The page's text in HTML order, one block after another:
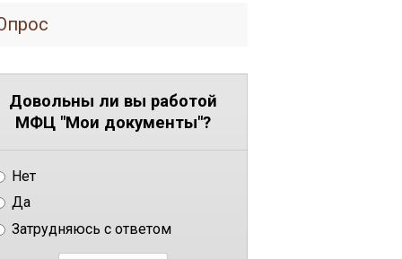
Довольны ли вы работой
МФЦ "Мои документы"?
Нет
Да
Затрудняюсь с ответом